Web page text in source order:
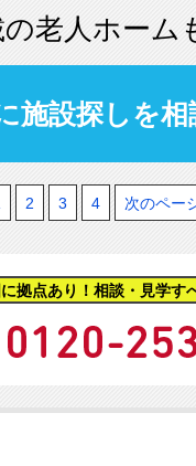
老人ホーム
施設探しを
2 3 4 次のペー
拠点あり！相談・見学す